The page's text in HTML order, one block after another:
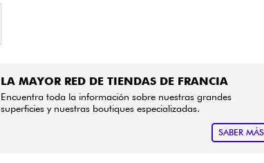
LA MAYOR RED DE TIENDAS DE FRANCIA
Encuentra toda la información sobre nuestras grandes
superficies y nuestras boutiques especializadas.
SABER MÁS